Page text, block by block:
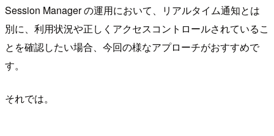
Session Manager の運用において、リアルタイム通知とは
別に、利用状況や正しくアクセスコントロールされているこ
とを確認したい場合、今回の様なアプローチがおすすめで
す。
それでは。